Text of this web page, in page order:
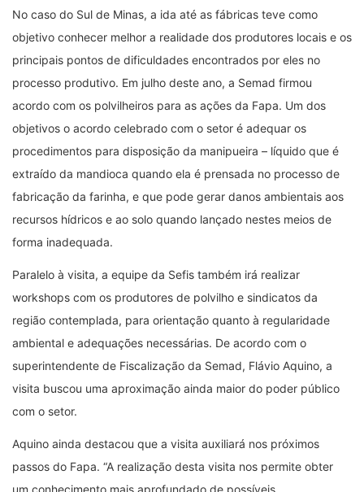
No caso do Sul de Minas, a ida até as fábricas teve como
objetivo conhecer melhor a realidade dos produtores locais e os
principais pontos de dificuldades encontrados por eles no
processo produtivo. Em julho deste ano, a Semad firmou
acordo com os polvilheiros para as ações da Fapa. Um dos
objetivos o acordo celebrado com o setor é adequar os
procedimentos para disposição da manipueira – líquido que é
extraído da mandioca quando ela é prensada no processo de
fabricação da farinha, e que pode gerar danos ambientais aos
recursos hídricos e ao solo quando lançado nestes meios de
forma inadequada.
Paralelo à visita, a equipe da Sefis também irá realizar
workshops com os produtores de polvilho e sindicatos da
região contemplada, para orientação quanto à regularidade
ambiental e adequações necessárias. De acordo com o
superintendente de Fiscalização da Semad, Flávio Aquino, a
visita buscou uma aproximação ainda maior do poder público
com o setor.
Aquino ainda destacou que a visita auxiliará nos próximos
passos do Fapa. “A realização desta visita nos permite obter
um conhecimento mais aprofundado de possíveis